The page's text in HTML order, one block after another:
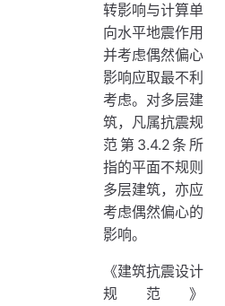
转影响与计算单
向水平地震作用
并考虑偶然偏心
影响应取最不利
考虑。对多层建
筑，凡属抗震规
范第3.4.2条所
指的平面不规则
多层建筑，亦应
考虑偶然偏心的
影响。
《建筑抗震设计
规范》